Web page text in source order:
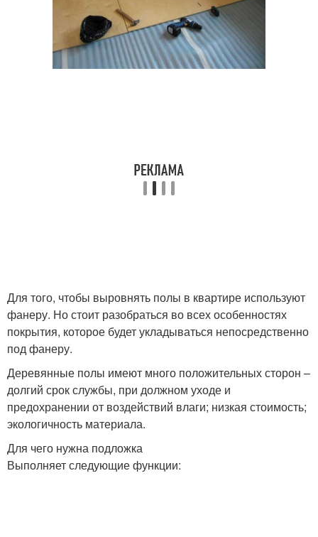
Для того, чтобы выровнять полы в квартире используют
фанеру. Но стоит разобраться во всех особенностях
покрытия, которое будет укладываться непосредственно
под фанеру.
Деревянные полы имеют много положительных сторон –
долгий срок службы, при должном уходе и
предохранении от воздействий влаги; низкая стоимость;
экологичность материала.
Для чего нужна подложка
Выполняет следующие функции: